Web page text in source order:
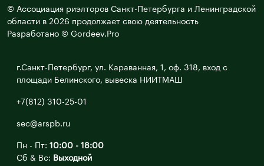
© Ассоциация риэлторов Санкт-Петербурга и Ленинградской
области в 2026 продолжает свою деятельность
Разработано © Gordeev.Pro
г.Санкт-Петербург, ул. Караванная, 1, оф. 318, вход с
площади Белинского, вывеска НИИТМАШ
+7(812) 310-25-01
sec@arspb.ru
Пн - Пт: 10:00 - 18:00
Сб & Вс: Выходной